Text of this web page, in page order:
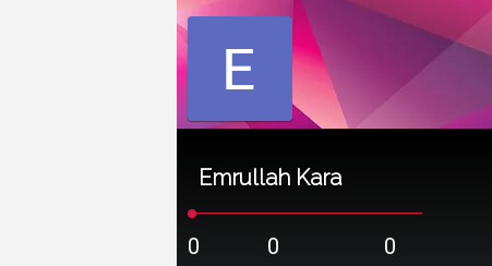
Emrullah Kara
0 0 0